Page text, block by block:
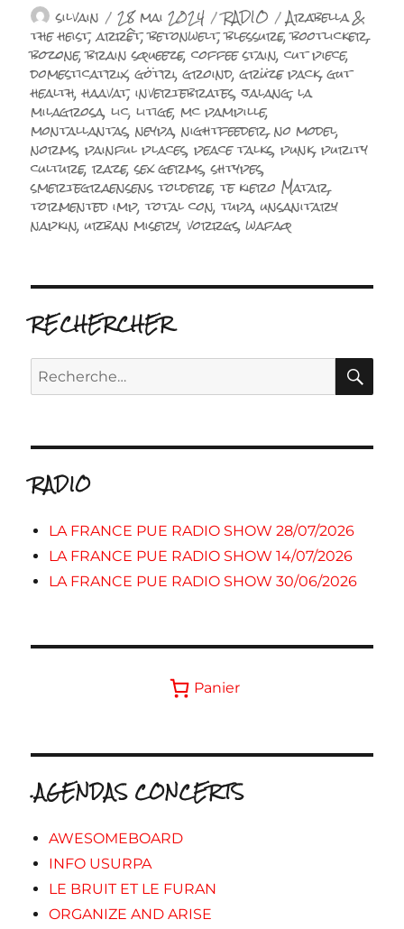
Auteur
silvain Publié
le
28 mai 2024 Catégories
RADIO Étiquettes
Arabella &
the heist,arrêt,betonwelt,blessure,bootlicker,
bozone,brain squeeze,coffee stain,cut piece,
domesticatrix,götri,groind,grüze pack,gut
health,haavat,invertebrates,jalang,la
milagrosa,lic,litige,mc pampille,
montallantas,neypa,nightfeeder,no model,
norms,painful places,peace talks,punk,purity
culture,raze,sex germs,shtypes,
smertegraensens toldere,te kiero Matar,
tormented imp,total con,tupa,unsanitary
napkin,urban misery,vorrgs,wafaq
RECHERCHER
Recherche
pour :
RADIO
LA FRANCE PUE RADIO SHOW 28/07/2026
LA FRANCE PUE RADIO SHOW 14/07/2026
LA FRANCE PUE RADIO SHOW 30/06/2026
Panier
.AGENDAS CONCERTS
AWESOMEBOARD
INFO USURPA
LE BRUIT ET LE FURAN
ORGANIZE AND ARISE